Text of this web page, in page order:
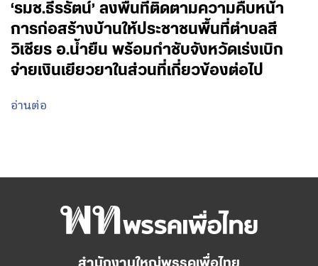
‘รมช.ธีรรัตน์’ ลงพื้นที่ติดตามความคืบหน้า
การก่อสร้างบ้านให้ประชาชนพื้นที่ตำบลสี
วิเชียร อ.น้ำยืน พร้อมกำชับจังหวัดเร่งเบิก
จ่ายเงินเยียวยาในส่วนที่เกี่ยวข้องต่อไป
อ่านต่อ